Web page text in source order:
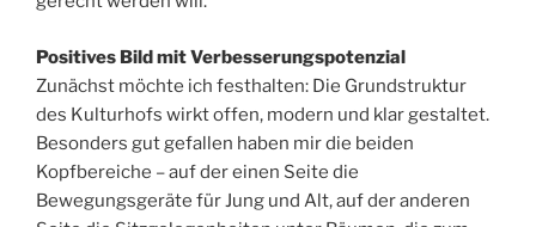
Positives Bild mit Verbesserungspotenzial
Zunächst möchte ich festhalten: Die Grundstruktur
des Kulturhofs wirkt offen, modern und klar gestaltet.
Besonders gut gefallen haben mir die beiden
Kopfbereiche – auf der einen Seite die
Bewegungsgeräte für Jung und Alt, auf der anderen